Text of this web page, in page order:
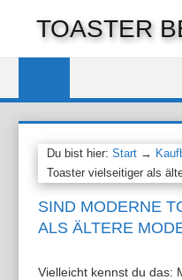
springen
TOASTER
Du bist hier:Start →
Toaster vielseitiger als
SIND MODERNE
ALS ÄLTERE
Vielleicht kennst du das: